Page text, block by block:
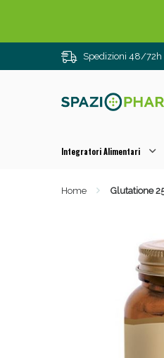
Spedizioni 48/
Integratori Alimentari
Home Glutatione